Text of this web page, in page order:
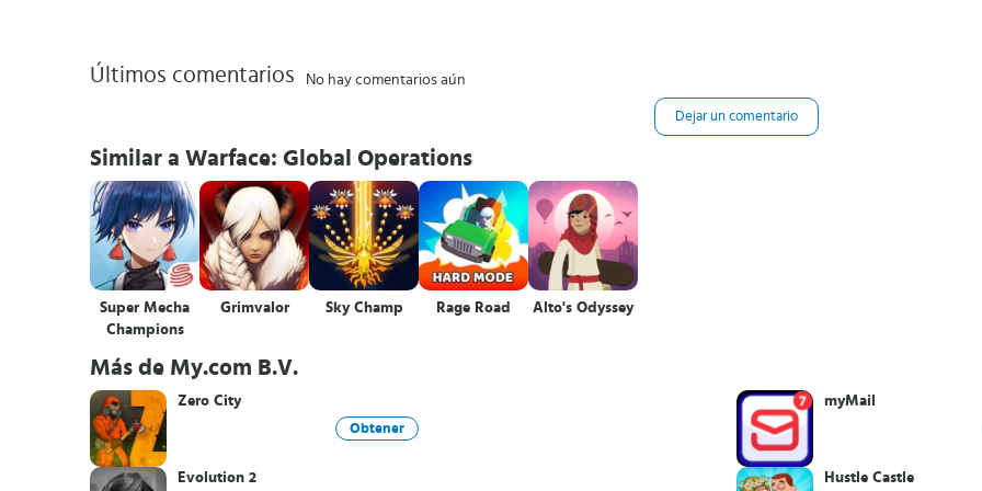
Últimos comentarios No hay comentarios aún
Dejar un comentario
Similar a Warface: Global Operations
Super Mecha
Champions
Grimvalor Sky Champ Rage Road Alto's Odyssey
Más de My.com B.V.
Zero City
Obtener
Evolution 2
myMail
Hustle Castle